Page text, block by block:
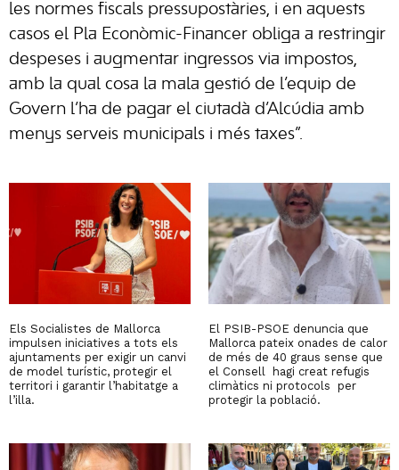
les normes fiscals pressupostàries, i en aquests
casos el Pla Econòmic-Financer obliga a restringir
despeses i augmentar ingressos via impostos,
amb la qual cosa la mala gestió de l’equip de
Govern l’ha de pagar el ciutadà d’Alcúdia amb
menys serveis municipals i més taxes”.
Els Socialistes de Mallorca
impulsen iniciatives a tots els
ajuntaments per exigir un canvi
de model turístic, protegir el
territori i garantir l’habitatge a
l’illa.
El PSIB-PSOE denuncia que
Mallorca pateix onades de calor
de més de 40 graus sense que
el Consell hagi creat refugis
climàtics ni protocols per
protegir la població.